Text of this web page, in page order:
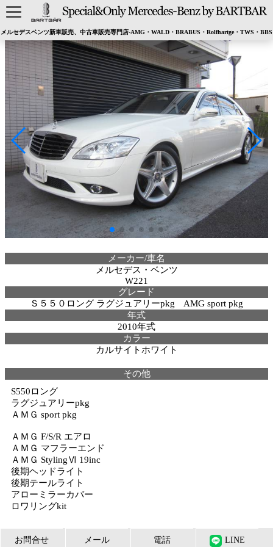
メルセデスベンツ新車販売、中古車販売専門店-AMG・WALD・BRABUS・Rolfhartge・TWS・BBS
メーカー/車名
メルセデス・ベンツ
W221
グレード
Ｓ５５０ロング ラグジュアリーpkg AMG sport pkg
年式
2010年式
カラー
カルサイトホワイト
その他
S550ロング
ラグジュアリーpkg
ＡＭＧ sport pkg
ＡＭＧ F/S/R エアロ
ＡＭＧ マフラーエンド
ＡＭＧ StylingⅥ 19inc
後期ヘッドライト
後期テールライト
アローミラーカバー
ロワリングkit
お問合せ メール 電話 LINE